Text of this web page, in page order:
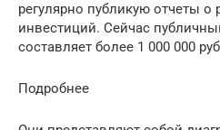
регулярно публикую отчеты о
инвестиций. Сейчас
составляет более 1 000 000
Подробнее